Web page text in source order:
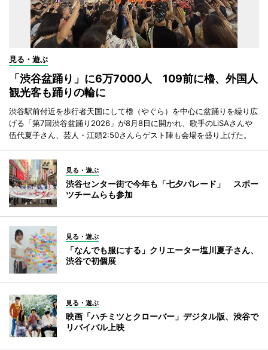
見る・遊ぶ
「渋谷盆踊り」に6万7000人 109前に櫓、外国人
観光客も踊りの輪に
渋谷駅前付近を歩行者天国にして櫓（やぐら）を中心に盆踊りを繰り広
げる「第7回渋谷盆踊り2026」が8月8日に開かれ、歌手のLiSAさんや
伍代夏子さん、芸人・江頭2:50さんらゲスト陣も会場を盛り上げた。
見る・遊ぶ
渋谷センター街で今年も「七夕パレード」 スポー
ツチームらも参加
見る・遊ぶ
「なんでも服にする」クリエーター塩川夏子さん、
渋谷で初個展
見る・遊ぶ
映画「ハチミツとクローバー」デジタル版、渋谷で
リバイバル上映